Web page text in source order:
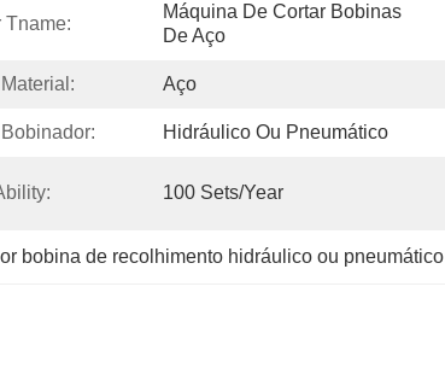
Tname:
Máquina De Cortar Bobinas
De Aço
Aço
Hidráulico Ou Pneumático
100 Sets/year
bobina de recolhimento hidráulico ou pneumático